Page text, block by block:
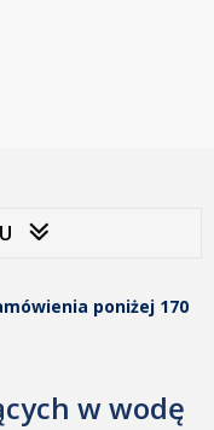
poniżej 170
w wodę